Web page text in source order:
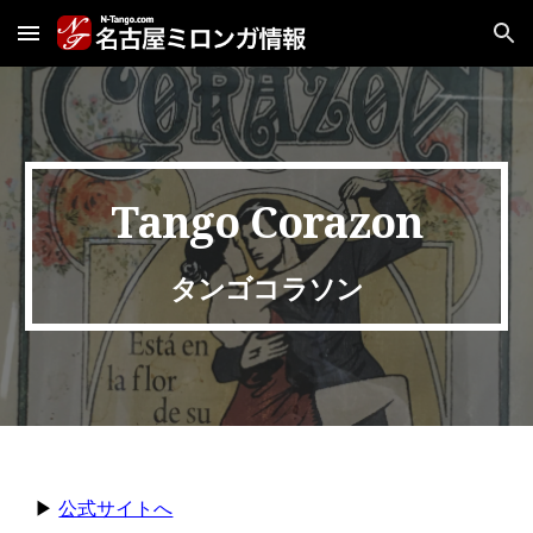
Skip to main content Skip to navigation
Tango Corazon
タンゴコラソン
▶︎公式サイトへ